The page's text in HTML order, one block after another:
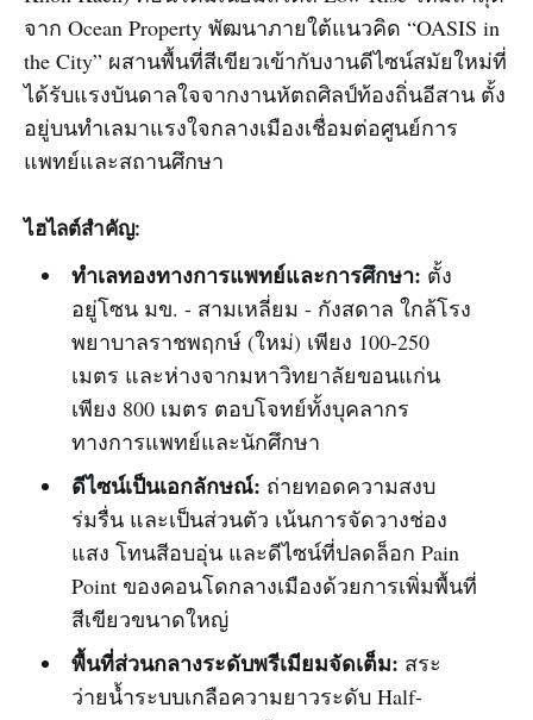
จาก Ocean Property พัฒนาภายใต้แนวคิด “OASIS in
the City” ผสานพื้นที่สีเขียวเข้ากับงานดีไซน์สมัยใหม่ที่
ได้รับแรงบันดาลใจจากงานหัตถศิลป์ท้องถิ่นอีสาน ตั้ง
อยู่บนทำเลมาแรงใจกลางเมืองเชื่อมต่อศูนย์การ
แพทย์และสถานศึกษา
ไฮไลต์สำคัญ:
ทำเลทองทางการแพทย์และการศึกษา: ตั้ง
อยู่โซน มข. - สามเหลี่ยม - กังสดาล ใกล้โรง
พยาบาลราชพฤกษ์ (ใหม่) เพียง 100-250
เมตร และห่างจากมหาวิทยาลัยขอนแก่น
เพียง 800 เมตร ตอบโจทย์ทั้งบุคลากร
ทางการแพทย์และนักศึกษา
ดีไซน์เป็นเอกลักษณ์: ถ่ายทอดความสงบ
ร่มรื่น และเป็นส่วนตัว เน้นการจัดวางช่อง
แสง โทนสีอบอุ่น และดีไซน์ที่ปลดล็อก Pain
Point ของคอนโดกลางเมืองด้วยการเพิ่มพื้นที่
สีเขียวขนาดใหญ่
พื้นที่ส่วนกลางระดับพรีเมียมจัดเต็ม: สระ
ว่ายน้ำระบบเกลือความยาวระดับ Half-